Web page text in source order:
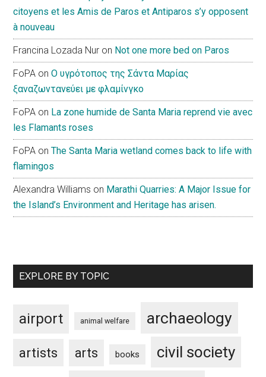
citoyens et les Amis de Paros et Antiparos s’y opposent
à nouveau
Francina Lozada Nur on Not one more bed on Paros
FoPA onΟ υγρότοπος της Σάντα Μαρίας
ξαναζωντανεύει με φλαμίνγκο
FoPA on La zone humide de Santa Maria reprend vie avec
les Flamants roses
FoPA onThe Santa Maria wetland comes back to life with
flamingos
Alexandra Williams on Marathi Quarries: A Major Issue for
the Island’s Environment and Heritage has arisen.
EXPLORE BY TOPIC
airport animal welfare archaeology
artists arts books civil society